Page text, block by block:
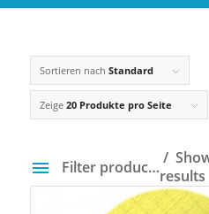
Sortieren nach Standard
Zeige 20 Produkte pro Seite
Filter productsresults